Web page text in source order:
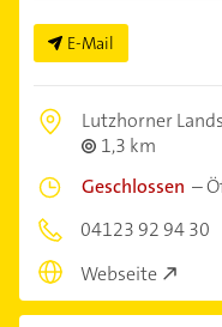
E-Mail
Lutzhorner
1,3 km
Geschlossen –
04123 92 94 30
Webseite